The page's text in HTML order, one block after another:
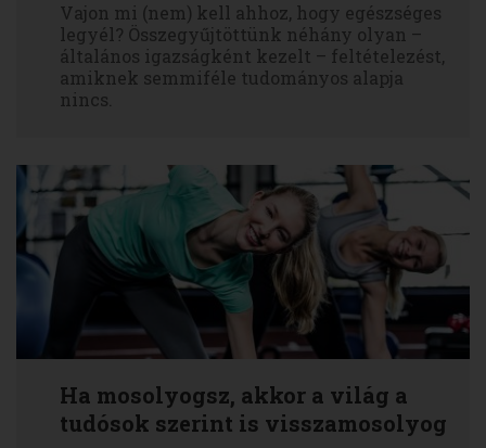
Vajon mi (nem) kell ahhoz, hogy egészséges
legyél? Összegyűjtöttünk néhány olyan –
általános igazságként kezelt – feltételezést,
amiknek semmiféle tudományos alapja
nincs.
Ha mosolyogsz, akkor a világ a
tudósok szerint is visszamosolyog